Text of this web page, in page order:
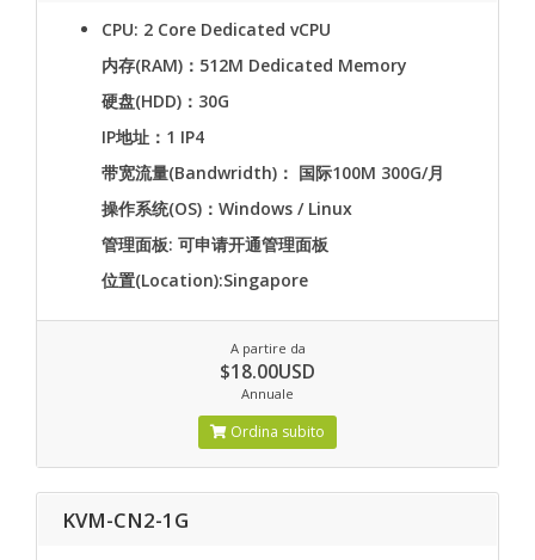
CPU: 2 Core Dedicated vCPU
内存(RAM)：512M Dedicated Memory
硬盘(HDD)：30G
IP地址：1 IP4
带宽流量(Bandwridth)： 国际100M 300G/月
操作系统(OS)：Windows / Linux
管理面板: 可申请开通管理面板
位置(Location):Singapore
A partire da
$18.00USD
Annuale
Ordina subito
KVM-CN2-1G